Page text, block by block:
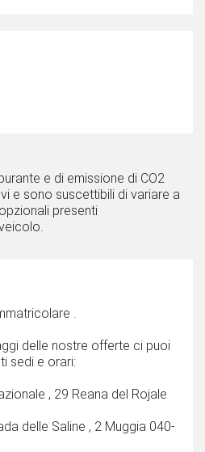
e di emissione di CO2
e sono suscettibili di variare a
presenti
.
delle nostre offerte ci puoi
sedi e orari:
, 29 Reana del Rojale
delle Saline , 2 Muggia 040-